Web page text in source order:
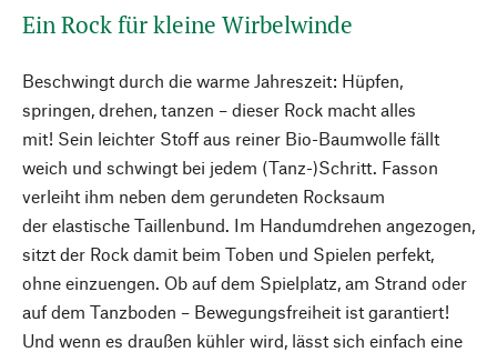
Ein Rock für kleine Wirbelwinde
Beschwingt durch die warme Jahreszeit: Hüpfen,
springen, drehen, tanzen – dieser Rock macht alles
mit! Sein leichter Stoff aus reiner Bio-Baumwolle fällt
weich und schwingt bei jedem (Tanz-)Schritt. Fasson
verleiht ihm neben dem gerundeten Rocksaum
der elastische Taillenbund. Im Handumdrehen angezogen,
sitzt der Rock damit beim Toben und Spielen perfekt,
ohne einzuengen. Ob auf dem Spielplatz, am Strand oder
auf dem Tanzboden – Bewegungsfreiheit ist garantiert!
Und wenn es draußen kühler wird, lässt sich einfach eine